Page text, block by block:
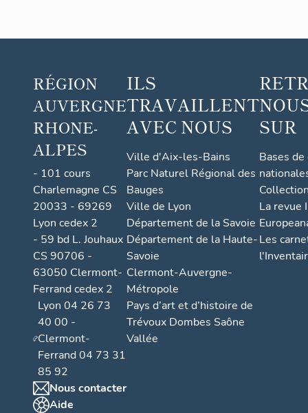
RÉGION
AUVERGNE
RHONE-
ALPES
- 101 cours
Charlemagne CS
20033 - 69269
Lyon cedex 2
- 59 bd L. Jouhaux
CS 90706 -
63050 Clermont-
Ferrand cedex 2
Lyon 04 26 73
40 00 -
Clermont-
Ferrand 04 73 31
85 92
Nous contacter
Aide
ILS
TRAVAILLENT
AVEC NOUS
Ville d'Aix-les-Bains
Parc Naturel Régional des
Bauges
Ville de Lyon
Département de la Savoie
Département de la Haute-
Savoie
Clermont-Auvergne-
Métropole
Pays d’art et d’histoire de
Trévoux Dombes Saône
Vallée
SUR
Bases
La revue
Les